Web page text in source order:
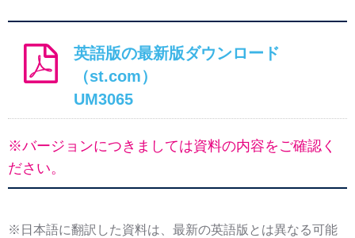
英語版の最新版ダウンロード
（st.com）
UM3065
※バージョンにつきましては資料の内容をご確認く
ださい。
※日本語に翻訳した資料は、最新の英語版とは異なる可能